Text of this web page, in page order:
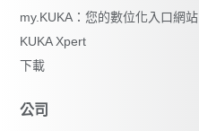
my.KUKA：您的數位化入口網站
KUKA Xpert
下載
公司